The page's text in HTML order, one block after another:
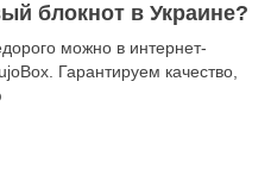
блокнот в Украине?
можно в интернет-
Гарантируем качество,